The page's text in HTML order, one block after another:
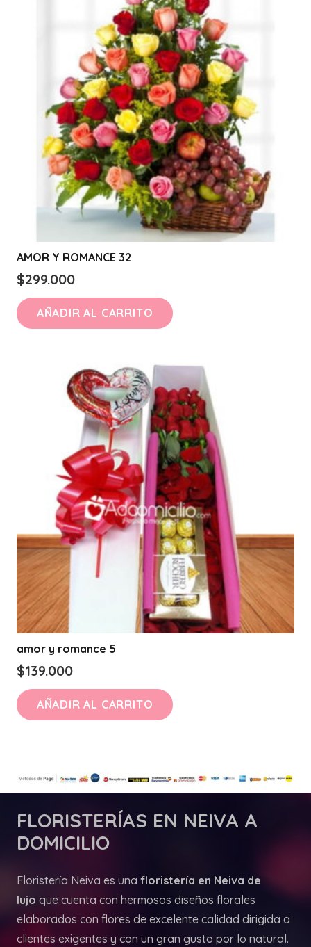
AMOR Y ROMANCE 32
$299.000
AÑADIR AL CARRITO
amor y romance 5
$139.000
AÑADIR AL CARRITO
FLORISTERÍAS EN NEIVA A
DOMICILIO
Floristería Neiva es una floristería en Neiva de
lujo que cuenta con hermosos diseños florales
elaborados con flores de excelente calidad dirigida a
clientes exigentes y con un gran gusto por lo natural.